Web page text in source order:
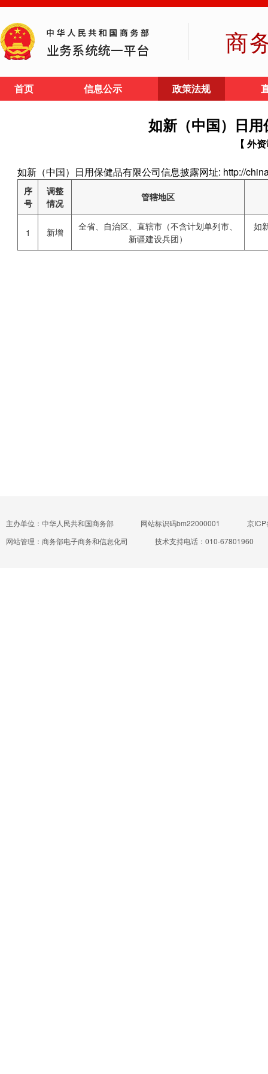
商
首页 信息公示 政策法规
如新（中国）日
【 外
如新（中国）日用保健品有限公司信息披露网址: http://
序
号
调整
情况
管辖地区
1 新增
全省、自治区、直辖市（不含计划单列市、
新疆建设兵团）
如
主办单位：中华人民共和国商务部 网站标识码bm22000001
京
网站管理：商务部电子商务和信息化司
技术支持电话：010-67801960